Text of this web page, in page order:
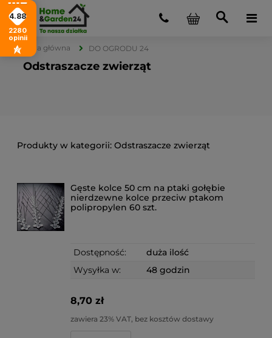
Strona główna DO OGRODU 24
Odstraszacze zwierząt
Odstraszacze zwierząt
Gęste kolce 50 cm na ptaki gołębie
nierdzewne kolce przeciw ptakom
polipropylen 60 szt.
Dostępność:
duża ilość
Wysyłka w:
48 godzin
8,70 zł
zawiera 23% VAT, bez kosztów dostawy
4.88
2280
opinii